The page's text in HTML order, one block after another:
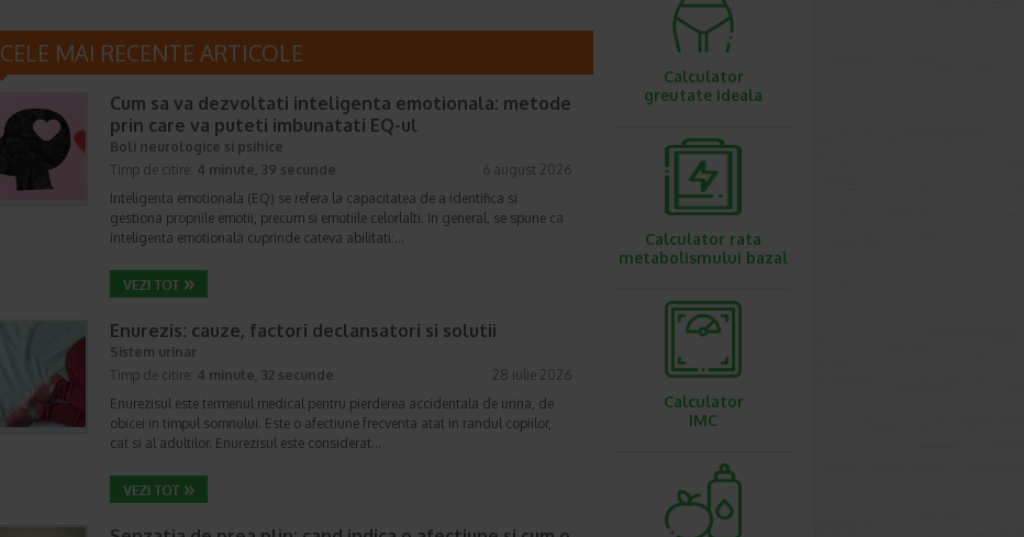
CELE MAI RECENTE ARTICOLE
Cum sa va dezvoltati inteligenta emotionala: metode
prin care va puteti imbunatati EQ-ul
Boli neurologice si psihice
Timp de citire: 4 minute, 39 secunde
6 august 2026
Inteligenta emotionala (EQ) se refera la capacitatea de a identifica si
gestiona propriile emotii, precum si emotiile celorlalti. In general, se spune ca
inteligenta emotionala cuprinde cateva abilitati:…
Enurezis: cauze, factori declansatori si solutii
Sistem urinar
Timp de citire: 4 minute, 32 secunde
28 iulie 2026
Enurezisul este termenul medical pentru pierderea accidentala de urina, de
obicei in timpul somnului. Este o afectiune frecventa atat in randul copiilor,
cat si al adultilor. Enurezisul este considerat…
Calculator
greutate ideala
Calculator rata
metabolismului bazal
Calculator
IMC